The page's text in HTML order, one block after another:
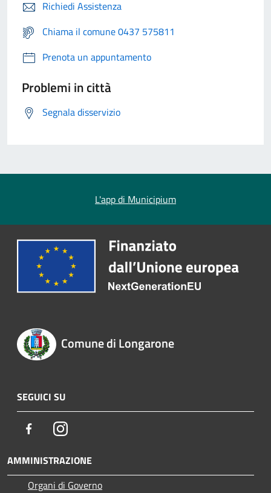
Richiedi Assistenza
Chiama il comune 0437 575811
Prenota un appuntamento
Problemi in città
Segnala disservizio
L'app di Municipium
Comune di Longarone
SEGUICI SU
FacebookInstagram
AMMINISTRAZIONE
Organi di Governo